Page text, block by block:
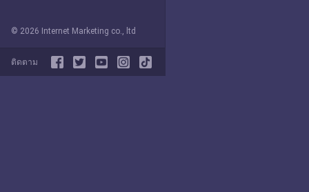
© 2026 Internet Marketing co., ltd
ติดตาม